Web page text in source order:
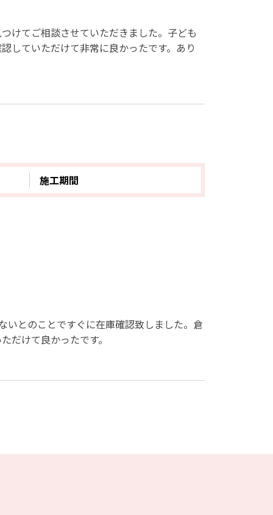
けてご相談させていただきました。子ども
していただけて非常に良かったです。あり
施工期間
いとのことですぐに在庫確認致しました。倉
だけて良かったです。